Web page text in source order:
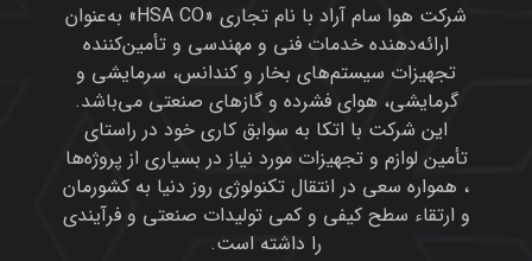
شرکت هوا سام آراد با نام تجاری «HSA CO» به‌عنوان
ارائه‌دهنده خدمات فنی و مهندسی و تأمین‌کننده
تجهیزات سیستم‌های بخار و کندانس، سرمایشی و
گرمایشی، هوای فشرده و گازهای صنعتی می‌باشد.
این شرکت با اتکا به سوابق کاری خود در راستای
تأمین لوازم و تجهیزات مورد نیاز در بسیاری از پروژه‌ها
، همواره سعی در انتقال تکنولوژی روز دنیا به کشورمان
و ارتقاء سطح کیفی و کمی تولیدات صنعتی و فرآیندی
را داشته است.